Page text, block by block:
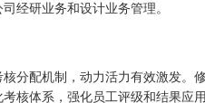
经研业务和设计业务管理。
配机制，动力活力有效激发。
核体系，强化员工评级和结果应